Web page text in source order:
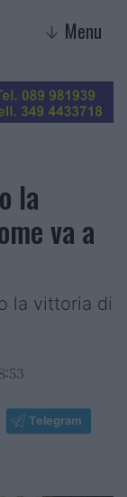
↓ Menu
la
va a
la vittoria di
Telegram